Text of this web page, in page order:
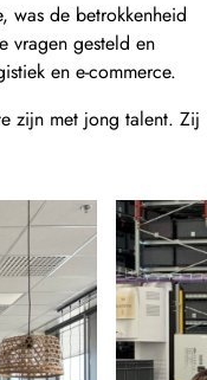
was de betrokkenheid
vragen gesteld en
en e-commerce.
zijn met jong talent. Zij